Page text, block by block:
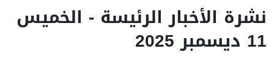
نشرة الأخبار الرئيسة - الخميس
11 ديسمبر 2025